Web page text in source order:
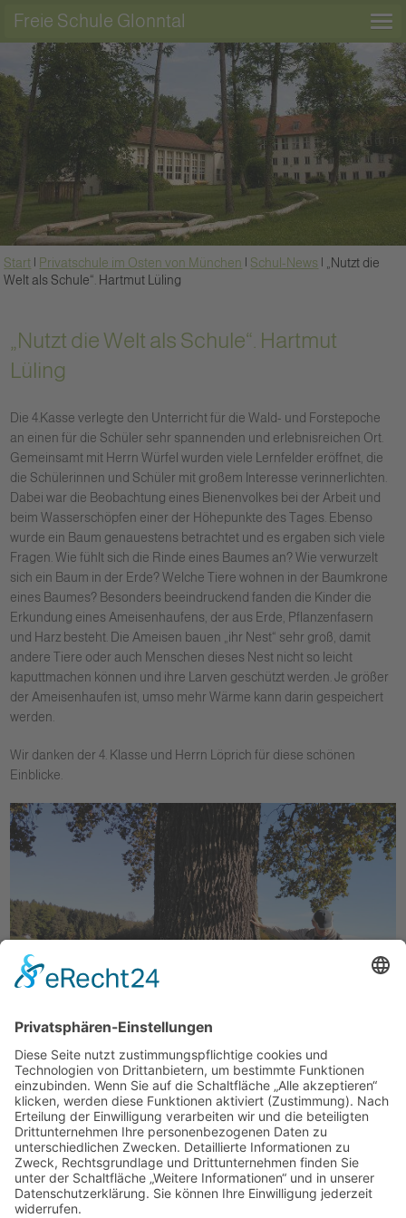
Freie Schule Glonntal
Start Privatschule im Osten von München Schul-News
„Nutzt die
Welt als Schule“. Hartmut Lüling
„Nutzt die Welt als Schule“. Hartmut
Lüling
Die 4.Kasse verlegte den Unterricht für die Wald- und Forstepoche
an einen für die Schüler sehr spannenden und erlebnisreichen Ort.
Gemeinsamt mit Herrn Würfel wurden viele Lernfelder eröffnet, die
die Schülerinnen und Schüler mit großem Interesse verinnerlichten.
Dabei war die Beobachtung eines Bienenvolkes bei der Arbeit und
beim Wasserschöpfen einer der Höhepunkte des Tages. Ebenso
wurde ein Baum genauestens betrachtet und es ergaben sich viele
Fragen. Wie fühlt sich die Rinde eines Baumes an? Wie verwurzelt
sich ein Baum in der Erde? Welche Tiere wohnen in der Baumkrone
eines Baumes? Besonders beeindruckend fanden die Kinder die
Erkundung eines Ameisenhaufens, der aus Erde, Pflanzenfasern
und Harz besteht. Die Ameisen bauen „ihr Nest“ sehr groß, damit
andere Tiere oder auch Menschen dieses Nest nicht so leicht
kaputtmachen können und ihre Larven geschützt werden. Je größer
der Ameisenhaufen ist, umso mehr Wärme kann darin gespeichert
werden.
Wir danken der 4. Klasse und Herrn Löprich für diese schönen
Einblicke.
Freie Schule Glonntal